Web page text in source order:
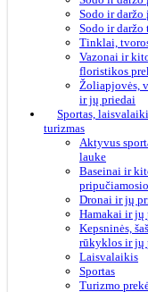
Sodo ir
Sodo ir daržo
Tinklai,
Vazonai ir
floristikos
Žoliapjovės,
ir jų priedai
Sportas,
turizmas
Aktyvus
lauke
Baseinai ir
Dronai ir jų
Hamakai ir jų
Kepsninės,
rūkyklos ir jų
Laisvalaikis
Sportas
Turizmo